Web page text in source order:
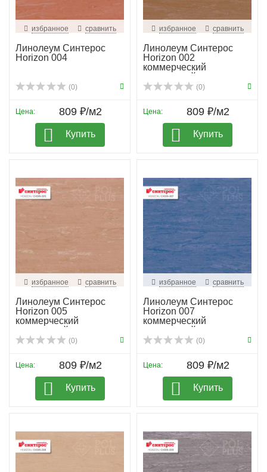
избранное сравнить
Линолеум Синтерос
Horizon 004
(0)
Цена: 809 ₽/м2
Купить
избранное сравнить
Линолеум Синтерос
Horizon 002
коммерческий
гомогенный
(0)
Цена: 809 ₽/м2
Купить
избранное сравнить
Линолеум Синтерос
Horizon 005
коммерческий
гомогенный
(0)
Цена: 809 ₽/м2
Купить
избранное сравнить
Линолеум Синтерос
Horizon 007
коммерческий
гомогенный
(0)
Цена: 809 ₽/м2
Купить